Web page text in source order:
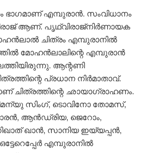
ഭാഗമാണ് എമ്പുരാൻ. സംവിധാനം
ആണ്. പൃഥ്വിരാജ്നിര്‍ണായക
ചിത്രം എമ്പുരാനില്‍
മോഹൻലാലിന്റെ എമ്പുരാൻ
ആന്റണി
പ്രധാന നിര്‍മാതാവ്.
ചിത്രത്തിന്റെ ഛായാഗ്രാഹണം.
സിംഗ്, ടൊവിനോ തോമസ്,
ആൻഡ്രിയ, ജെറോം,
ഖാൻ, സാനിയ ഇയ്യപ്പൻ,
എമ്പുരാനില്‍